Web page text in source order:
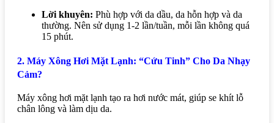
Lời khuyên: Phù hợp với da dầu, da hỗn hợp và da
thường. Nên sử dụng 1-2 lần/tuần, mỗi lần không quá
15 phút.
2. Máy Xông Hơi Mặt Lạnh: “Cứu Tinh” Cho Da Nhạy
Cảm?
Máy xông hơi mặt lạnh tạo ra hơi nước mát, giúp se khít lỗ
chân lông và làm dịu da.